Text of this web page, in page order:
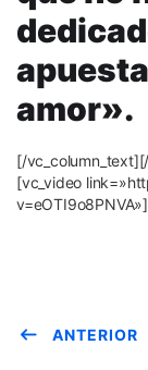
amor».
[/
[vc_video
ANTERIOR